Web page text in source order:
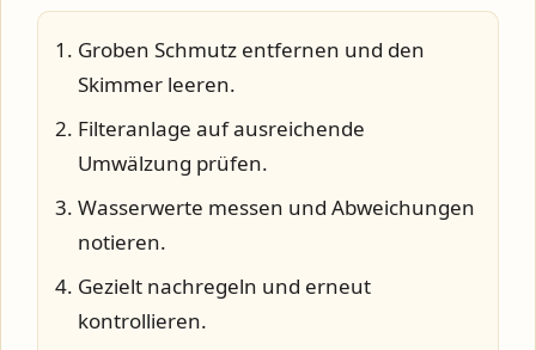
Groben Schmutz entfernen und den
Skimmer leeren.
Filteranlage auf ausreichende
Umwälzung prüfen.
Wasserwerte messen und Abweichungen
notieren.
Gezielt nachregeln und erneut
kontrollieren.